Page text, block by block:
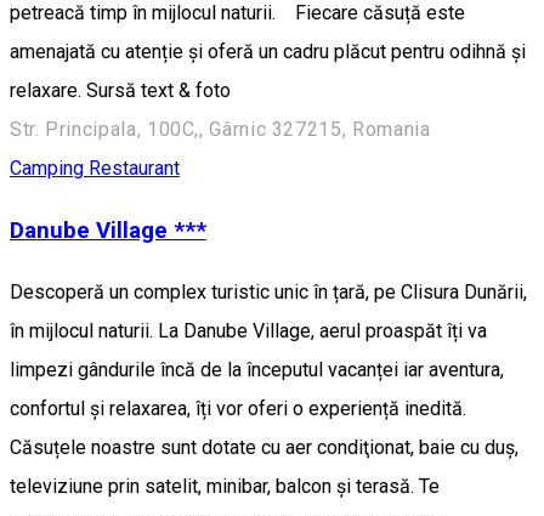
petreacă timp în mijlocul naturii. Fiecare căsuță este
amenajată cu atenție și oferă un cadru plăcut pentru odihnă și
relaxare. Sursă text & foto
Str. Principala, 100C,, Gârnic 327215, Romania
Camping Restaurant
Danube Village ***
Descoperă un complex turistic unic în țară, pe Clisura Dunării,
în mijlocul naturii. La Danube Village, aerul proaspăt îți va
limpezi gândurile încă de la începutul vacanței iar aventura,
confortul și relaxarea, îți vor oferi o experiență inedită.
Căsuțele noastre sunt dotate cu aer condiţionat, baie cu duș,
televiziune prin satelit, minibar, balcon și terasă. Te